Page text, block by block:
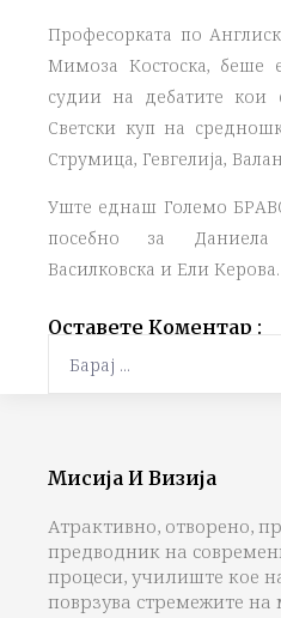
Професорката по
Мимоза Костоска, беше
судии на дебатите кои
Светски куп на
Струмица, Гевгелија,
Уште еднаш Големо
посебно за Даниела
Василковска и Ели Керова.
Оставете Коментар :
Мисија И Визија
Атрактивно, отворено,
предводник на
процеси, училиште кое
поврзува стремежите на